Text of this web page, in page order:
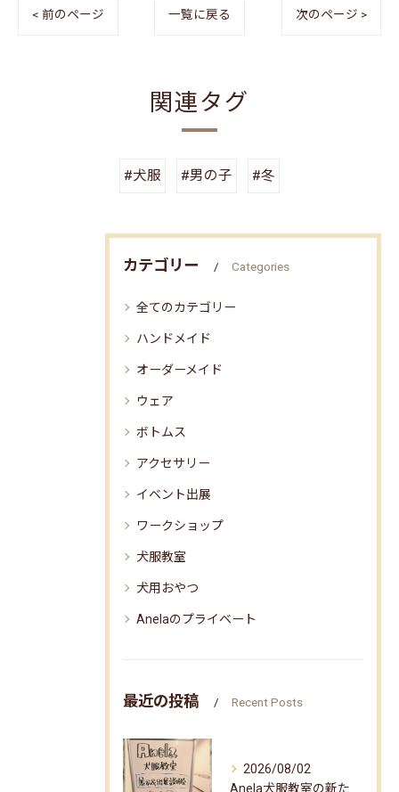
< 前のページ 一覧に戻る 次のページ >
関連タグ
#犬服 #男の子 #冬
カテゴリー Categories
全てのカテゴリー
ハンドメイド
オーダーメイド
ウェア
ボトムス
アクセサリー
イベント出展
ワークショップ
犬服教室
犬用おやつ
Anelaのプライベート
最近の投稿 Recent Posts
2026/08/02